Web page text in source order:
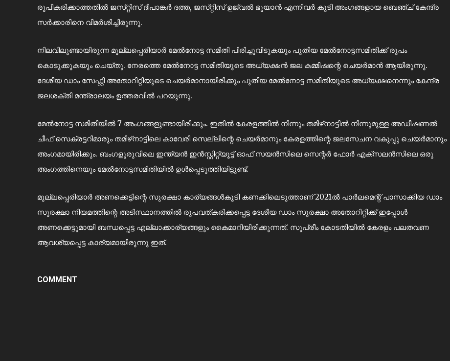
രൂപീകരിക്കാത്തതിൽ ജസ്‌റ്റിസ്‌ ദീപാങ്കർ ദത്ത, ജസ്‌റ്റിസ്‌ ഉജ്വൽ ഭുയാൻ എന്നിവർ കൂടി അംഗങ്ങളായ ബെഞ്ച്‌ കേന്ദ്ര
സർക്കാരിനെ വിമർശിച്ചിരുന്നു.
നിലവിലുണ്ടായിരുന്ന മുല്ലപ്പെരിയാര്‍ മേല്‍നോട്ട സമിതി പിരിച്ചുവിടുകയും പുതിയ മേല്‍നോട്ടസമിതിക്ക് രൂപം
കൊടുക്കുകയും ചെയ്തു. നേരത്തെ മേല്‍നോട്ട സമിതിയുടെ അധ്യക്ഷന്‍ ജല കമ്മിഷന്റെ ചെയര്‍മാന്‍ ആയിരുന്നു.
ദേശീയ ഡാം സേഫ്റ്റി അതോറിറ്റിയുടെ ചെയര്‍മാനായിരിക്കും പുതിയ മേല്‍നോട്ട സമിതിയുടെ അധ്യക്ഷനെന്നും കേന്ദ്ര
ജലശക്തി മന്ത്രാലയം ഉത്തരവില്‍ പറയുന്നു.
മേല്‍നോട്ട സമിതിയില്‍ 7 അംഗങ്ങളുണ്ടായിരിക്കും. ഇതില്‍ കേരളത്തില്‍ നിന്നും തമിഴ്‌നാട്ടില്‍ നിന്നുമുള്ള അഡീഷണല്‍
ചീഫ് സെക്രട്ടറിമാരും തമിഴ്‌നാട്ടിലെ കാവേരി സെല്ലിന്റെ ചെയര്‍മാനും കേരളത്തിന്റെ ജലസേചന വകുപ്പു ചെയര്‍മാനും
അംഗമായിരിക്കും. ബംഗളൂരുവിലെ ഇന്ത്യന്‍ ഇന്‍സ്റ്റിറ്റ്യൂട്ട് ഓഫ് സയന്‍സിലെ സെന്റര്‍ ഫോര്‍ എക്‌സലന്‍സിലെ ഒരു
അംഗത്തിനെയും മേല്‍നോട്ടസമിതിയില്‍ ഉള്‍പ്പെടുത്തിയിട്ടുണ്ട്.
മുല്ലപ്പെരിയാര്‍ അണക്കെട്ടിന്റെ സുരക്ഷാ കാര്യങ്ങള്‍കൂടി കണക്കിലെടുത്താണ് 2021ല്‍ പാര്‍ലമെന്റ് പാസാക്കിയ ഡാം
സുരക്ഷാ നിയമത്തിന്റെ അടിസ്ഥാനത്തില്‍ രൂപവത്കരിക്കപ്പെട്ട ദേശീയ ഡാം സുരക്ഷാ അതോറിറ്റിക്ക് ഇപ്പോള്‍
അണക്കെട്ടുമായി ബന്ധപ്പെട്ട എല്ലാക്കാര്യങ്ങളും കൈമാറിയിരിക്കുന്നത്. സുപ്രീം കോടതിയില്‍ കേരളം പലതവണ
ആവശ്യപ്പെട്ട കാര്യമായിരുന്നു ഇത്.
COMMENT